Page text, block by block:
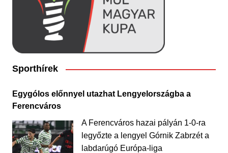
Sporthírek
Egygólos előnnyel utazhat Lengyelországba a
Ferencváros
A Ferencváros hazai pályán 1-0-ra
legyőzte a lengyel Górnik Zabrzét a
labdarúgó Európa-liga